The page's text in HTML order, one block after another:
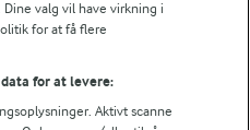
valg vil have virkning i
for at få flere
for at levere:
Aktivt scanne